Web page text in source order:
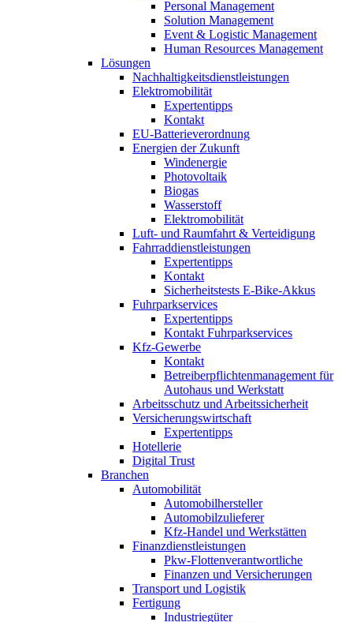
Personal Management
Solution Management
Event & Logistic Management
Human Resources Management
Lösungen
Nachhaltigkeitsdienstleistungen
Elektromobilität
Expertentipps
Kontakt
EU-Batterieverordnung
Energien der Zukunft
Windenergie
Photovoltaik
Biogas
Wasserstoff
Elektromobilität
Luft- und Raumfahrt & Verteidigung
Fahrraddienstleistungen
Expertentipps
Kontakt
Sicherheitstests E-Bike-Akkus
Fuhrparkservices
Expertentipps
Kontakt Fuhrparkservices
Kfz-Gewerbe
Kontakt
Betreiberpflichtenmanagement für
Autohaus und Werkstatt
Arbeitsschutz und Arbeitssicherheit
Versicherungswirtschaft
Expertentipps
Hotellerie
Digital Trust
Branchen
Automobilität
Automobilhersteller
Automobilzulieferer
Kfz-Handel und Werkstätten
Finanzdienstleistungen
Pkw‑Flottenverantwortliche
Finanzen und Versicherungen
Transport und Logistik
Fertigung
Industriegüter